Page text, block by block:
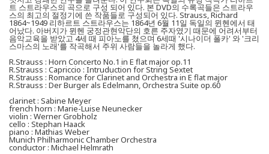
트 스트라우스의 곡으로 구성 되어 있다. 본 DVD의 수록곡들은 스트라우
스의 최고의 절정기에 쓴 작품들로 구성되어 있다. Strauss, Richard
1864~1949 리하르트 스트라우스는 1864년 6월 11일 독일의 뮌헨에서 태
어났다. 아버지가 뮌헨 궁정관현악단의 호른 주자였기 때문에 어려서부터
음악교육을 받았고 4세 때 피아노를 쳤으며 6세때 '시나이더 폴카' 와 '크리
스마스의 노래'를 작곡해서 주위 사람들을 놀라게 했다.
R.Strauss : Horn Concerto No.1 in E flat major op.11
R.Strauss : Capriccio : Intruduction for String Sextet
R.Strauss : Romance for Clarinet and Orchestra in E flat major
R.Strauss : Der Burger als Edelmann, Orchestra Suite op.60
clarinet : Sabine Meyer
french horn : Marie-Luise Neunecker
violin : Werner Grobholz
cello : Stephan Haack
piano : Mathias Weber
Munich Philharmonic Chamber Orchestra
conductor : Michael Helmrath